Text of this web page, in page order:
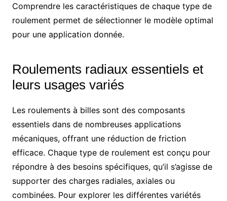
Comprendre les caractéristiques de chaque type de
roulement permet de sélectionner le modèle optimal
pour une application donnée.
Roulements radiaux essentiels et
leurs usages variés
Les roulements à billes sont des composants
essentiels dans de nombreuses applications
mécaniques, offrant une réduction de friction
efficace. Chaque type de roulement est conçu pour
répondre à des besoins spécifiques, qu’il s’agisse de
supporter des charges radiales, axiales ou
combinées. Pour explorer les différentes variétés